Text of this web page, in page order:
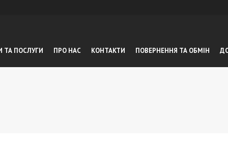
ТА ПОСЛУГИ ПРО НАС КОНТАКТИ ПОВЕРНЕННЯ ТА ОБМIН